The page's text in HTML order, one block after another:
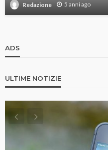
Redazione 5 anni ago
ADS
ULTIME NOTIZIE